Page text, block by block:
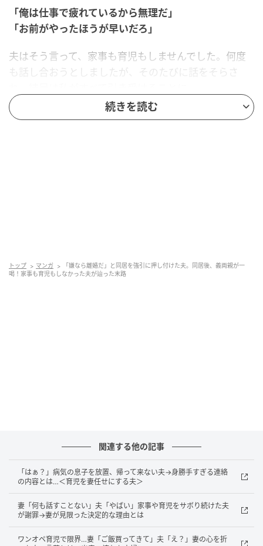
「俺は仕事で疲れているから無理だ」
「お前がやったほうが早いだろ」
夫はそう言って、家事も育児もしませんでした。何度
も話し合おうとしましたが、そのたびに話をそらさ
本気で離婚を考えたこともあります。それでも、「い
いというのです。
は年末年始や長期休暇に顔を合わせる程度の関係でし
た。
しかし、同居となれば、生活は大きく変わります。た
だでさえ余裕のない毎日に、さらに家事や気遣いが増
えるのではないか――。これまで適度な距離を保って
いた関係だっただけに、義両親と一緒に暮らすことへ
続きを読む
トップ マンガ
「嫌なら離婚だ」と同居を強引に押し付けた夫。同居後、義両親が一
喝！家事も育児もしなかった夫が辿った末路
関連する他の記事
「はぁ？」病気の息子を放置、帰って来ない夫→身勝手すぎる連絡
の内容とは…＜育児を妻任せにする夫＞
妻「何も話すことない」夫「やばい」家事や育児をサボり続けた夫
が謝罪→妻が見限った決定的な理由とは
ワンオペ育児で限界…妻「ご飯買ってきて」夫「え？」妻の心を折